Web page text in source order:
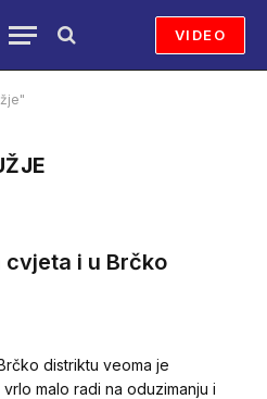
VIDEO
i u Brčko
distriktu veoma je
malo radi na oduzimanju i